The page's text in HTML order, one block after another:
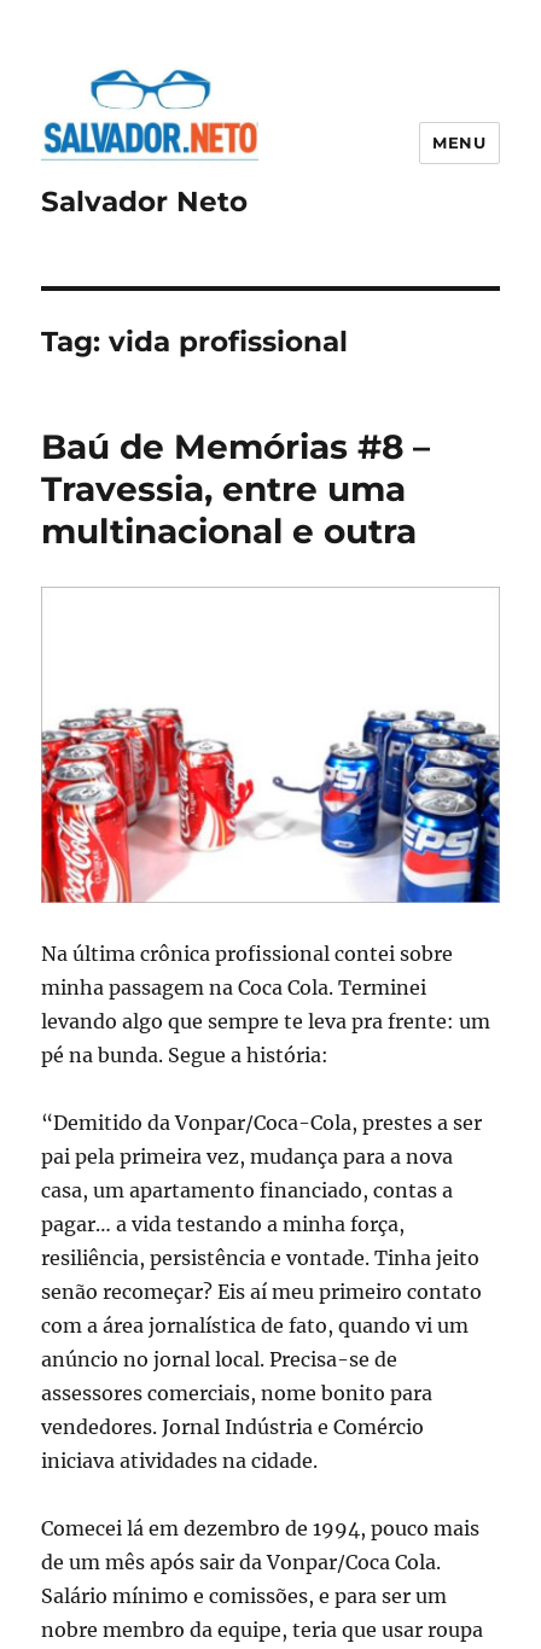
Salvador Neto
MENU
Tag:vida profissional
Baú de Memórias #8 –
Travessia, entre uma
multinacional e outra
Na última crônica profissional contei sobre
minha passagem na Coca Cola. Terminei
levando algo que sempre te leva pra frente: um
pé na bunda. Segue a história:
“Demitido da Vonpar/Coca-Cola, prestes a ser
pai pela primeira vez, mudança para a nova
casa, um apartamento financiado, contas a
pagar… a vida testando a minha força,
resiliência, persistência e vontade. Tinha jeito
senão recomeçar? Eis aí meu primeiro contato
com a área jornalística de fato, quando vi um
anúncio no jornal local. Precisa-se de
assessores comerciais, nome bonito para
vendedores. Jornal Indústria e Comércio
iniciava atividades na cidade.
Comecei lá em dezembro de 1994, pouco mais
de um mês após sair da Vonpar/Coca Cola.
Salário mínimo e comissões, e para ser um
nobre membro da equipe, teria que usar roupa